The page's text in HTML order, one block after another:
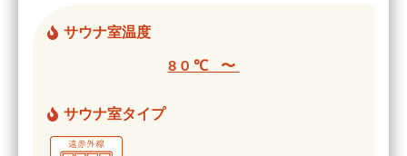
サウナ室温度
80℃ 〜
サウナ室タイプ